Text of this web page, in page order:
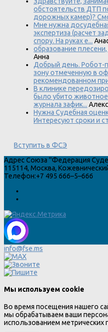
обстоятельств ДТП
дорожных камер)?
Мне нужна
экспертиза (расчет
спору. На руках е...
образование
Анна
Добрый день. Робот-
зону отмеченную в
рекомендованном
В клинике
было убито
журнала зафик...
Нужна Судебная
Интересуют сроки и
Вступить в ФСЭ
Адрес Союза "Федерация
115114, Москва,
Телефон:+7 495 666–5–666
info@fse.ms
Мы используем cookie
Во время посещения нашего
мы обрабатываем ваши
использованием метрических